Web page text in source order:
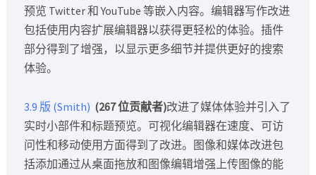
预览 Twitter 和 YouTube 等嵌入内容。编辑器写作改进
包括使用内容扩展编辑器以获得更轻松的体验。插件
部分得到了增强，以显示更多细节并提供更好的搜索
体验。
3.9 版 (Smith) (267 位贡献者)改进了媒体体验并引入了
实时小部件和标题预览。可视化编辑器在速度、可访
问性和移动使用方面得到了改进。图像和媒体改进包
括添加通过从桌面拖放和图像编辑增强上传图像的能